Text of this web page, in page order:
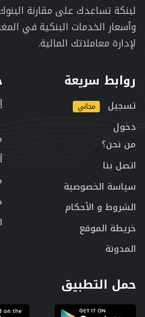
لبنكة تساعدك على مقارنة
وأسعار الخدمات البنكية في
لإدارة معاملاتك المالية.
روابط سريعة
تسجيل مجاني
دخول
من نحن؟
اتصل بنا
سياسة الخصوصية
الشروط و الأحكام
خريطة الموقع
المدونة
حمل التطبيق